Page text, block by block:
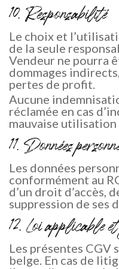
10. Responsabilité
Le choix et
de la seule
Vendeur ne pourra
dommages
pertes de profit.
Aucune
réclamée en cas
mauvaise
11. Données
Les données
conformément au
d’un droit d’accès,
suppression de ses
12. Loi applicable
Les présentes CGV
belge. En cas de